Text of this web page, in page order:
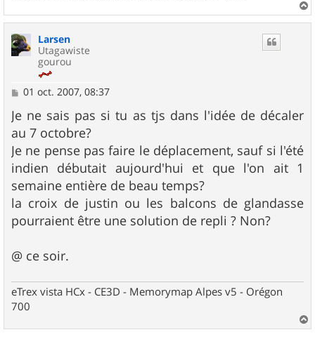
a
Larsen
Utagawiste
gourou
M
s
s
a
g
e
01 oct. 2007, 08:37
Je ne sais pas si tu as tjs dans l'idée de décaler
au 7 octobre?
Je ne pense pas faire le déplacement, sauf si l'été
indien débutait aujourd'hui et que l'on ait 1
semaine entière de beau temps?
la croix de justin ou les balcons de glandasse
pourraient être une solution de repli ? Non?
@ ce soir.
eTrex vista HCx - CE3D - Memorymap Alpes v5 - Orégon
700
a